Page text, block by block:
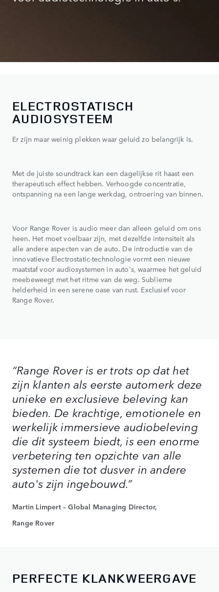
ELECTROSTATISCH
AUDIOSYSTEEM
Er zijn maar weinig plekken waar geluid zo belangrijk is.
Met de juiste soundtrack kan een dagelijkse rit haast een
therapeutisch effect hebben. Verhoogde concentratie,
ontspanning na een lange werkdag, ontroering van binnen.
Voor Range Rover is audio meer dan alleen geluid om ons
heen. Het moet voelbaar zijn, met dezelfde intensiteit als
alle andere aspecten van de auto. De introductie van de
innovatieve Electrostatic-technologie vormt een nieuwe
maatstaf voor audiosystemen in auto's, waarmee het geluid
meebeweegt met het ritme van de weg. Sublieme
helderheid in een serene oase van rust. Exclusief voor
Range Rover.
“Range Rover is er trots op dat het
zijn klanten als eerste automerk deze
unieke en exclusieve beleving kan
bieden. De krachtige, emotionele en
werkelijk immersieve audiobeleving
die dit systeem biedt, is een enorme
verbetering ten opzichte van alle
systemen die tot dusver in andere
auto's zijn ingebouwd.”
Martin Limpert – Global Managing Director,
Range Rover
PERFECTE KLANKWEERGAVE